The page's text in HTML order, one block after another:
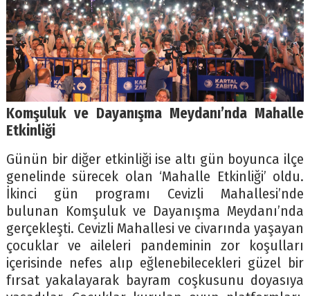
Komşuluk ve Dayanışma Meydanı’nda Mahalle
Etkinliği
Günün bir diğer etkinliği ise altı gün boyunca ilçe
genelinde sürecek olan ‘Mahalle Etkinliği’ oldu.
İkinci gün programı Cevizli Mahallesi’nde
bulunan Komşuluk ve Dayanışma Meydanı’nda
gerçekleşti. Cevizli Mahallesi ve civarında yaşayan
çocuklar ve aileleri pandeminin zor koşulları
içerisinde nefes alıp eğlenebilecekleri güzel bir
fırsat yakalayarak bayram coşkusunu doyasıya